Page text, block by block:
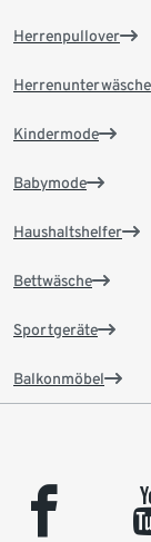
Herrenpullover
Herrenunterwäsche
Kindermode
Babymode
Haushaltshelfer
Bettwäsche
Sportgeräte
Balkonmöbel
facebook